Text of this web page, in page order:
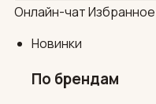
Онлайн-чатИзбранное
Новинки
По брендам